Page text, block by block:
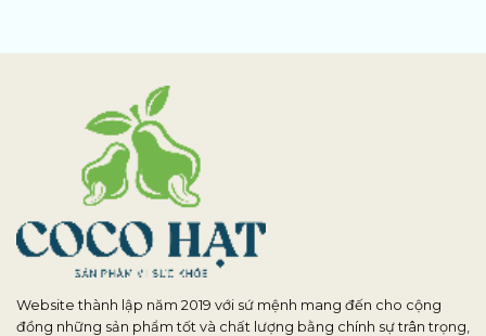
Website thành lập năm 2019 với sứ mệnh mang đến cho cộng
đồng những sản phẩm tốt và chất lượng bằng chính sự trân trọng,